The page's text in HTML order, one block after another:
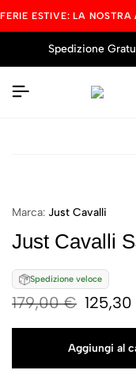
FERIE ESTIVE: LA
Spedizione
Marca: Just Cavalli
Just Cavalli
Spedizione veloce
179,00€ 125,30
Aggiungi al